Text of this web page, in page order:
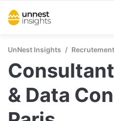
UnNest Insights / Recrutement
& Data